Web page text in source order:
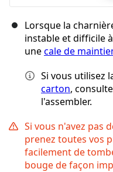
Lorsque la
instable et difficile
unecale de
Si vous utilisez
carton,
l'assembler.
Si vous n'avez pas
prenez toutes vos
facilement de
bouge de façon